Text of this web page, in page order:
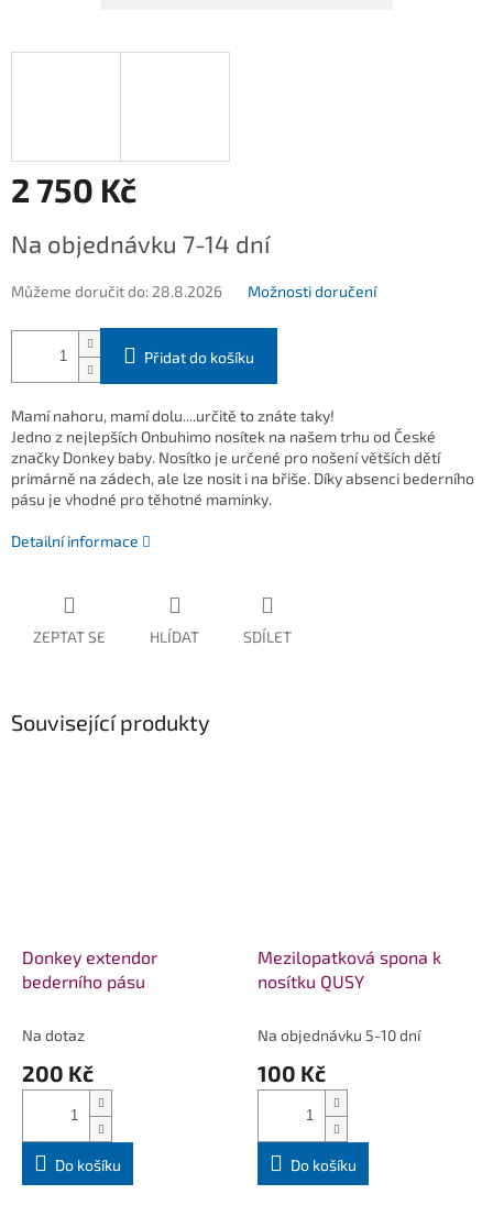
2 750 Kč
cena:
Na objednávku 7-14 dní
Můžeme doručit do: 28.8.2026 Možnosti doručení
Přidat do košíku
Mamí nahoru, mamí dolu....určitě to znáte taky!
Jedno z nejlepších Onbuhimo nosítek na našem trhu od České
značky Donkey baby. Nosítko je určené pro nošení větších dětí
primárně na zádech, ale lze nosit i na břiše. Díky absenci bederního
pásu je vhodné pro těhotné maminky.
Detailní informace
ZEPTAT SE HLÍDAT SDÍLET
Související produkty
Donkey extendor
bederního pásu
Na dotaz
200 Kč
Do košíku
Mezilopatková spona k
nosítku QUSY
Na objednávku 5-10 dní
100 Kč
Do košíku